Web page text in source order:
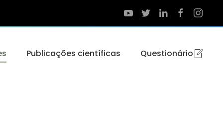
Publicações científicas Questionário